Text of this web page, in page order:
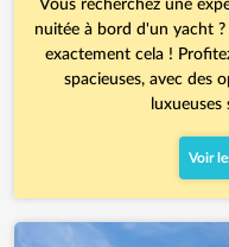
Vous recherchez une
nuitée à bord d'un yacht
exactement cela !
spacieuses, avec des
Voir